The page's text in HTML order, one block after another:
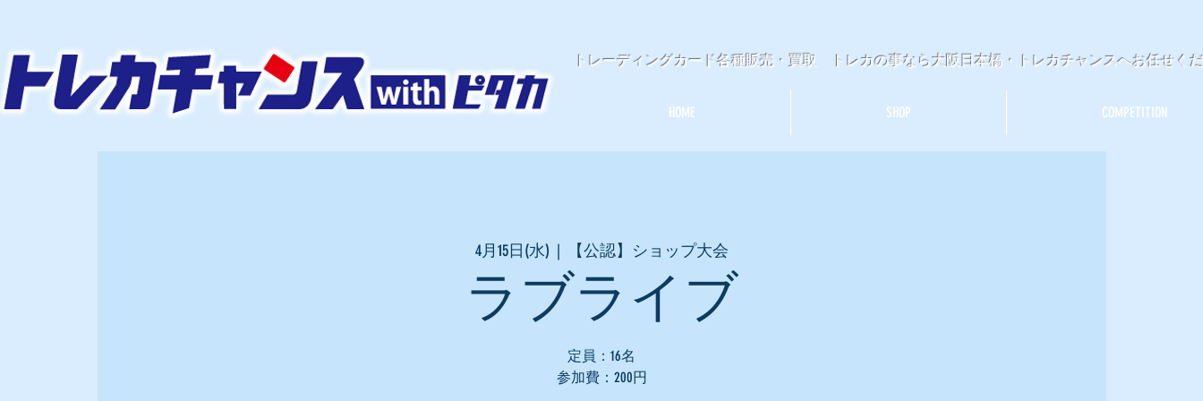
トレーディングカード各種販売・買取 トレカの事なら大阪日本橋・トレカチャンスへお任せく
HOME SHOP COMPETITION
4月15日(水)
  |
【公認】ショップ大会
ラブライブ
定員：16名
参加費：200円